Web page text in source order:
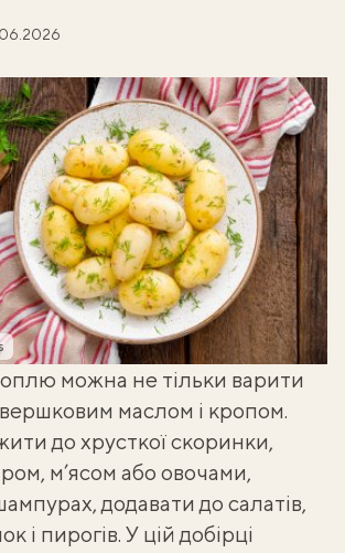
можна не тільки варити
маслом і кропом.
до хрусткої скоринки,
м’ясом або овочами,
додавати до салатів,
і пирогів. У цій добірці